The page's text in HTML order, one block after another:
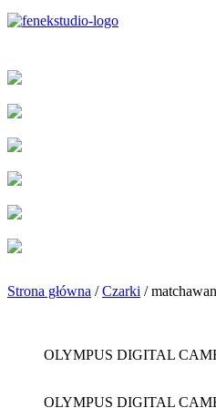
Strona główna /Czarki /
OLYMPUS DIGITAL
OLYMPUS DIGITAL